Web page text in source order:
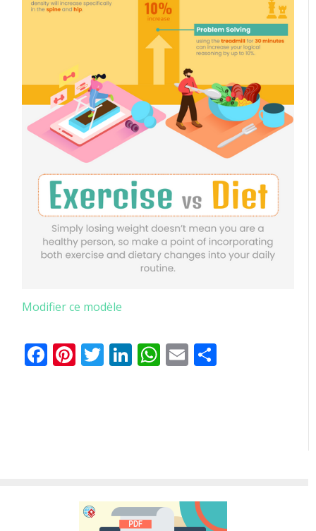
Modifier ce modèle
Facebook
Pinterest
Twitter
LinkedIn
WhatsApp
Email